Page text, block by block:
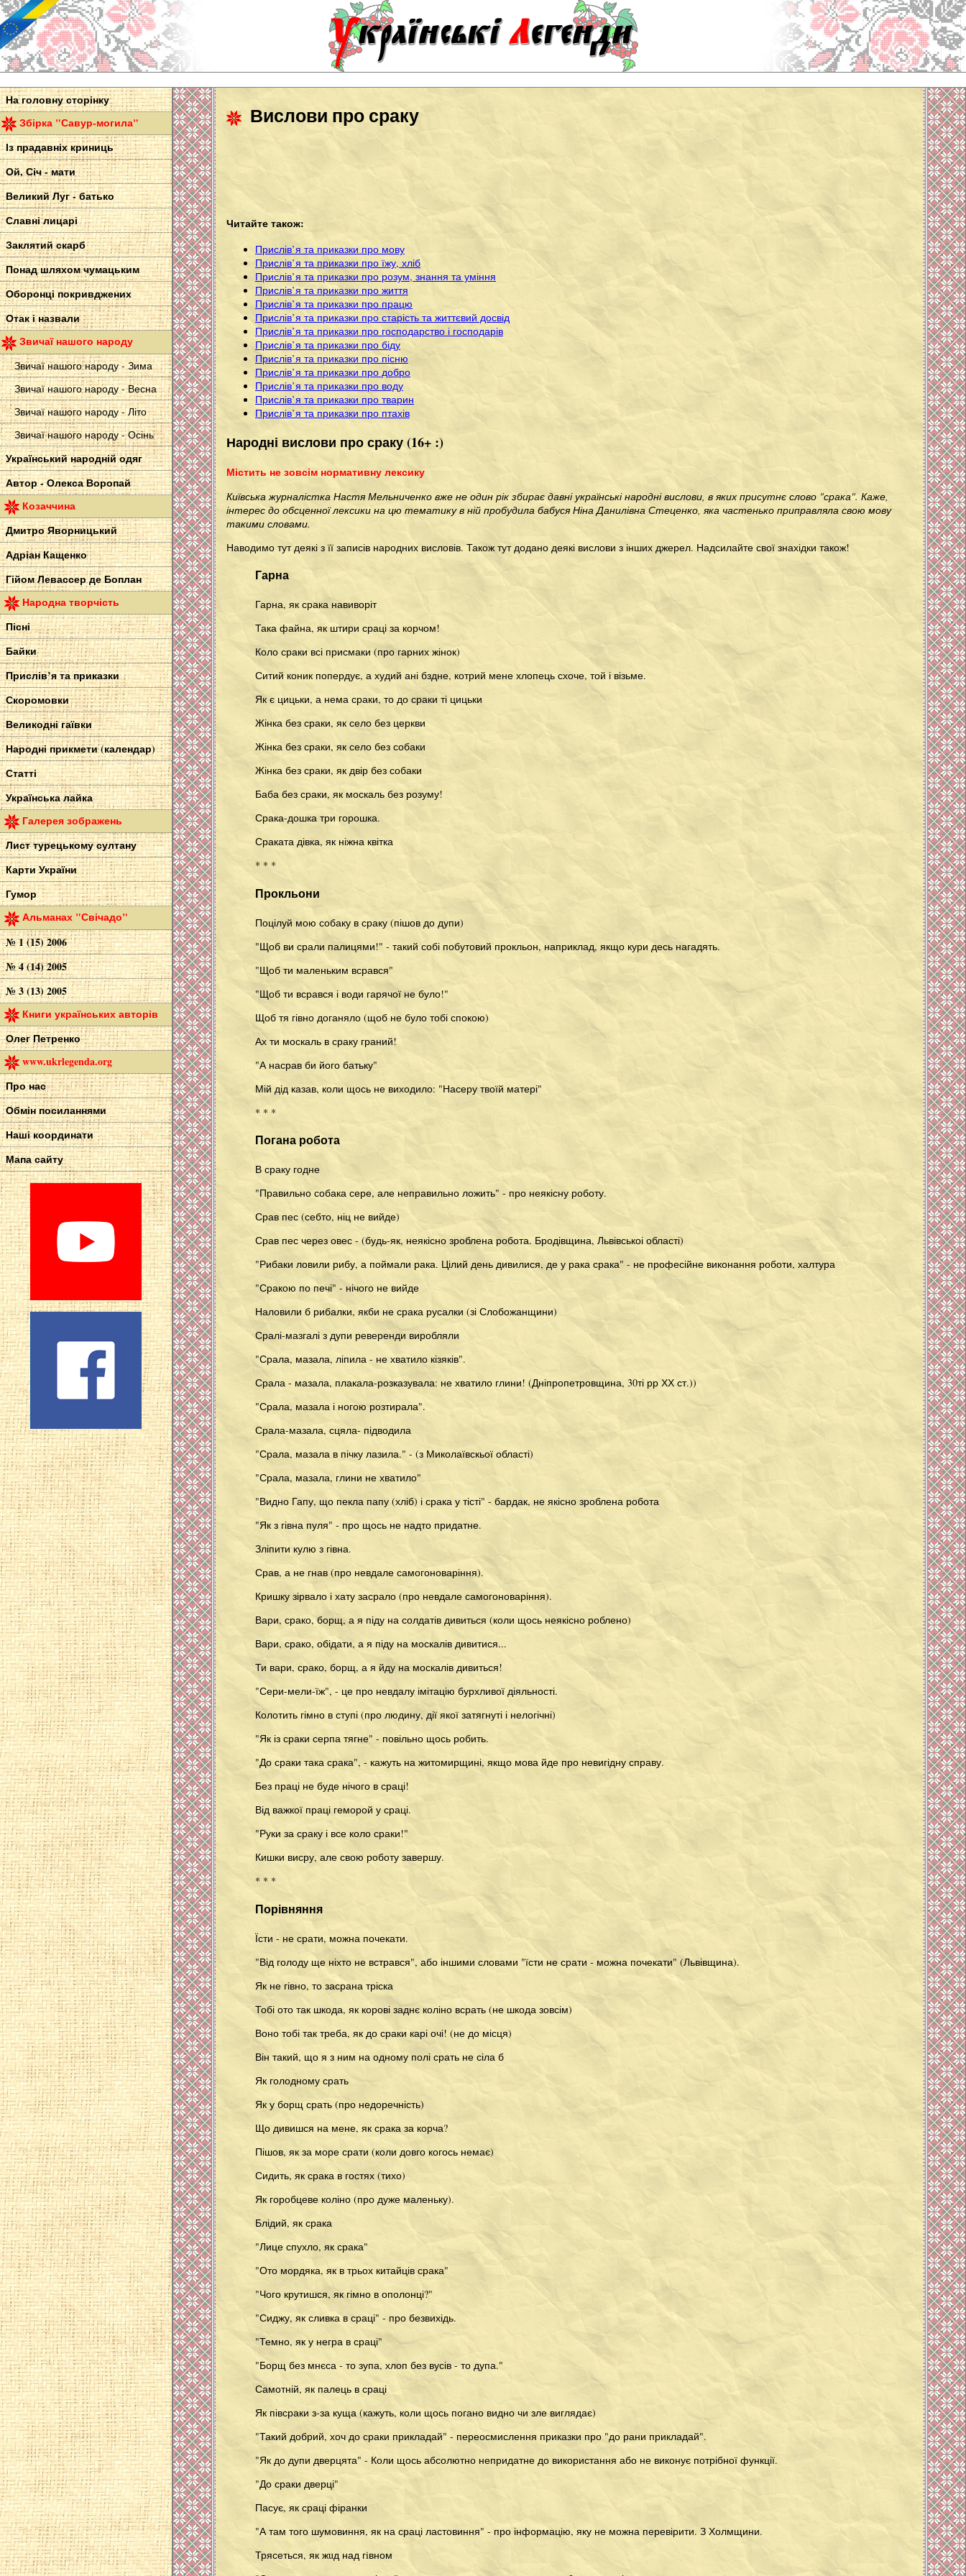
На головну сторінку
Збірка "Савур-могила"
Із прадавніх криниць
Ой, Січ - мати
Великий Луг - батько
Славні лицарі
Заклятий скарб
Понад шляхом чумацьким
Оборонці покривджених
Отак і назвали
Звичаї нашого народу
Звичаї нашого народу - Зима
Звичаї нашого народу - Весна
Звичаї нашого народу - Літо
Звичаї нашого народу - Осінь
Український народній одяг
Автор - Олекса Воропай
Козаччина
Дмитро Яворницький
Адріан Кащенко
Гійом Левассер де Боплан
Народна творчість
Пісні
Байки
Прислів’я та приказки
Скоромовки
Великодні гаївки
Народні прикмети (календар)
Статті
Українська лайка
Галерея зображень
Лист турецькому султану
Карти України
Гумор
Альманах "Свічадо"
№ 1 (15) 2006
№ 4 (14) 2005
№ 3 (13) 2005
Книги українських авторів
Олег Петренко
www.ukrlegenda.org
Про нас
Обмін посиланнями
Наші координати
Мапа сайту
Вислови про сраку
Читайте також:
Прислів’я та приказки про мову
Прислів’я та приказки про їжу, хліб
Прислів’я та приказки про розум, знання та уміння
Прислів’я та приказки про життя
Прислів’я та приказки про працю
Прислів’я та приказки про старість та життєвий досвід
Прислів’я та приказки про господарство і господарів
Прислів’я та приказки про біду
Прислів’я та приказки про пісню
Прислів’я та приказки про добро
Прислів’я та приказки про воду
Прислів’я та приказки про тварин
Прислів’я та приказки про птахів
Народні вислови про сраку (16+ :)
Містить не зовсім нормативну лексику
Київська журналістка Настя Мельниченко вже не один рік збирає давні українські народні вислови, в яких присутнє слово "срака". Каже,
інтерес до обсценної лексики на цю тематику в ній пробудила бабуся Ніна Данилівна Стеценко, яка частенько приправляла свою мову
такими словами.
Наводимо тут деякі з її записів народних висловів. Також тут додано деякі вислови з інших джерел. Надсилайте свої знахідки також!
Гарна
Гарна, як срака навиворіт
Така файна, як штири сраці за корчом!
Коло сраки всі присмаки (про гарних жінок)
Ситий коник попердує, а худий ані бздне, котрий мене хлопець схоче, той і візьме.
Як є цицьки, а нема сраки, то до сраки ті цицьки
Жінка без сраки, як село без церкви
Жінка без сраки, як село без собаки
Жінка без сраки, як двір без собаки
Баба без сраки, як москаль без розуму!
Срака-дошка три горошка.
Сраката дівка, як ніжна квітка
* * *
Прокльони
Поцілуй мою собаку в сраку (пішов до дупи)
"Щоб ви срали палицями!" - такий собі побутовий прокльон, наприклад, якщо кури десь нагадять.
"Щоб ти маленьким всрався"
"Щоб ти всрався і води гарячої не було!"
Щоб тя гівно доганяло (щоб не було тобі спокою)
Ах ти москаль в сраку граний!
"А насрав би його батьку"
Мій дід казав, коли щось не виходило: "Насеру твоїй матері"
* * *
Погана робота
В сраку годне
"Правильно собака сере, але неправильно ложить" - про неякісну роботу.
Срав пес (себто, ніц не вийде)
Срав пес через овес - (будь-як, неякісно зроблена робота. Бродівщина, Львівськоі області)
"Рибаки ловили рибу, а поймали рака. Цілий день дивилися, де у рака срака" - не професійне виконання роботи, халтура
"Сракою по печі" - нічого не вийде
Наловили б рибалки, якби не срака русалки (зі Слобожанщини)
Сралі-мазгалі з дупи реверенди виробляли
"Срала, мазала, ліпила - не хватило кізяків".
Срала - мазала, плакала-розказувала: не хватило глини! (Дніпропетровщина, 30ті рр ХХ ст.))
"Срала, мазала і ногою розтирала".
Срала-мазала, сцяла- підводила
"Срала, мазала в пічку лазила." - (з Миколаївскьої області)
"Срала, мазала, глини не хватило"
"Видно Гапу, що пекла папу (хліб) і срака у тісті" - бардак, не якісно зроблена робота
"Як з гівна пуля" - про щось не надто придатне.
Зліпити кулю з гівна.
Срав, а не гнав (про невдале самогоноваріння).
Кришку зірвало і хату засрало (про невдале самогоноваріння).
Вари, срако, борщ, а я піду на солдатів дивиться (коли щось неякісно роблено)
Вари, срако, обідати, а я піду на москалів дивитися...
Ти вари, срако, борщ, а я йду на москалів дивиться!
"Сери-мели-їж", - це про невдалу імітацію бурхливої діяльності.
Колотить гімно в ступі (про людину, дії якої затягнуті і нелогічні)
"Як із сраки серпа тягне" - повільно щось робить.
"До сраки така срака", - кажуть на житомирщині, якщо мова йде про невигідну справу.
Без праці не буде нічого в сраці!
Від важкої праці геморой у сраці.
"Руки за сраку і все коло сраки!"
Кишки висру, але свою роботу завершу.
* * *
Порівняння
Їсти - не срати, можна почекати.
"Від голоду ще ніхто не встрався", або іншими словами "їсти не срати - можна почекати" (Львівщина).
Як не гівно, то засрана тріска
Тобі ото так шкода, як корові заднє коліно всрать (не шкода зовсім)
Воно тобі так треба, як до сраки карі очі! (не до місця)
Він такий, що я з ним на одному полі срать не сіла б
Як голодному срать
Як у борщ срать (про недоречність)
Що дивишся на мене, як срака за корча?
Пішов, як за море срати (коли довго когось немає)
Сидить, як срака в гостях (тихо)
Як горобцеве коліно (про дуже маленьку).
Блідий, як срака
"Лице спухло, як срака"
"Ото мордяка, як в трьох китайців срака"
"Чого крутишся, як гімно в ополонці?"
"Сиджу, як сливка в сраці" - про безвихідь.
"Темно, як у негра в сраці"
"Борщ без мнєса - то зупа, хлоп без вусів - то дупа."
Самотній, як палець в сраці
Як півсраки з-за куща (кажуть, коли щось погано видно чи зле виглядає)
"Такий добрий, хоч до сраки прикладай" - переосмислення приказки про "до рани прикладай".
"Як до дупи дверцята" - Коли щось абсолютно непридатне до використання або не виконує потрібної функції.
"До сраки дверці"
Пасує, як сраці фіранки
"А там того шумовиння, як на сраці ластовиння" - про інформацію, яку не можна перевірити. З Холмщини.
Трясеться, як жuд над гiвном